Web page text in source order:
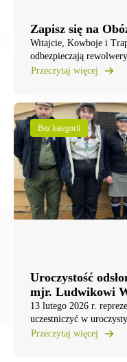
Zapisz się na
Witajcie, Kowboje i
odbezpieczają
Przeczytaj więcej
Bez kategorii
Uroczystość
mjr. Ludwikowi
13 lutego 2026 r.
uczestniczyć w
Przeczytaj więcej